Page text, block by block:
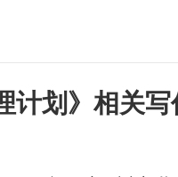
计划》相关